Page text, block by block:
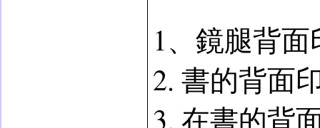
1、鏡腿背
2. 書的背面
3. 在書的背